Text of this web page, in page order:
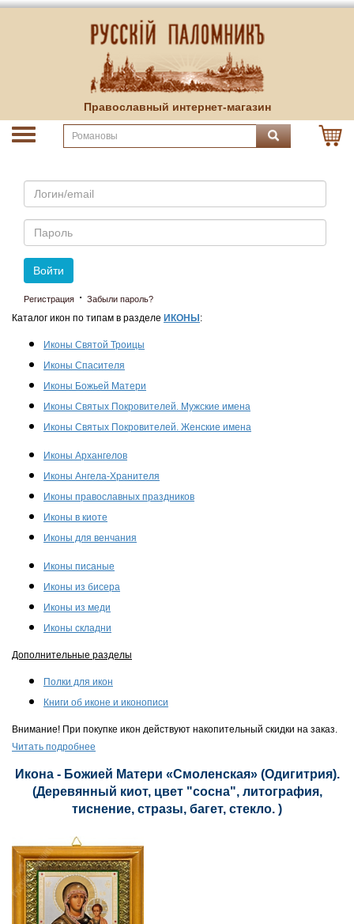
Православный интернет-магазин
Email
Пароль
Войти
Регистрация · Забыли пароль?
Каталог икон по типам в разделе ИКОНЫ :
Иконы Святой Троицы
Иконы Спасителя
Иконы Божьей Матери
Иконы Святых Покровителей. Мужские имена
Иконы Святых Покровителей. Женские имена
Иконы Архангелов
Иконы Ангела-Хранителя
Иконы православных праздников
Иконы в киоте
Иконы для венчания
Иконы писаные
Иконы из бисера
Иконы из меди
Иконы складни
Дополнительные разделы
Полки для икон
Книги об иконе и иконописи
Внимание! При покупке икон действуют накопительный скидки на заказ.
Читать подробнее
Икона - Божией Матери «Смоленская» (Одигитрия).
(Деревянный киот, цвет "сосна", литография,
тиснение, стразы, багет, стекло. )